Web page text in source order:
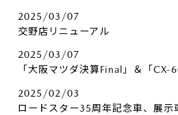
2025/03/07
交野店リニューアル
2025/03/07
「大阪マツダ決算Final」＆「CX-
2025/02/03
ロードスター35周年記念車、展示